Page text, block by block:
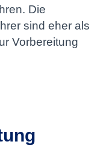
Die
sind eher als
Vorbereitung